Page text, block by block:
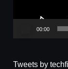
00:00
Tweets by